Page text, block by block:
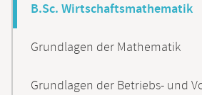
B.Sc. Wirtschaftsmathematik
Grundlagen der Mathematik
Grundlagen der Betriebs- und